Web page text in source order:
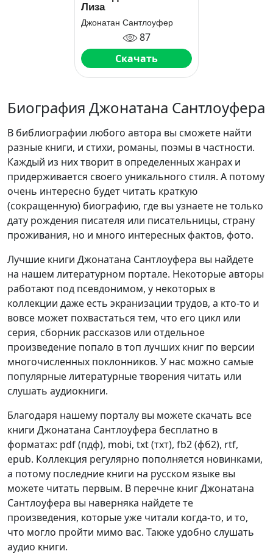
Лиза
Джонатан Сантлоуфер
87
Скачать
Биография Джонатана Сантлоуфера
В библиографии любого автора вы сможете найти
разные книги, и стихи, романы, поэмы в частности.
Каждый из них творит в определенных жанрах и
придерживается своего уникального стиля. А потому
очень интересно будет читать краткую
(сокращенную) биографию, где вы узнаете не только
дату рождения писателя или писательницы, страну
проживания, но и много интересных фактов, фото.
Лучшие книги Джонатана Сантлоуфера вы найдете
на нашем литературном портале. Некоторые авторы
работают под псевдонимом, у некоторых в
коллекции даже есть экранизации трудов, а кто-то и
вовсе может похвастаться тем, что его цикл или
серия, сборник рассказов или отдельное
произведение попало в топ лучших книг по версии
многочисленных поклонников. У нас можно самые
популярные литературные творения читать или
слушать аудиокниги.
Благодаря нашему порталу вы можете скачать все
книги Джонатана Сантлоуфера бесплатно в
форматах: pdf (пдф), mobi, txt (тхт), fb2 (фб2), rtf,
epub. Коллекция регулярно пополняется новинками,
а потому последние книги на русском языке вы
можете читать первым. В перечне книг Джонатана
Сантлоуфера вы наверняка найдете те
произведения, которые уже читали когда-то, и то,
что могло пройти мимо вас. Также удобно слушать
аудио книги.